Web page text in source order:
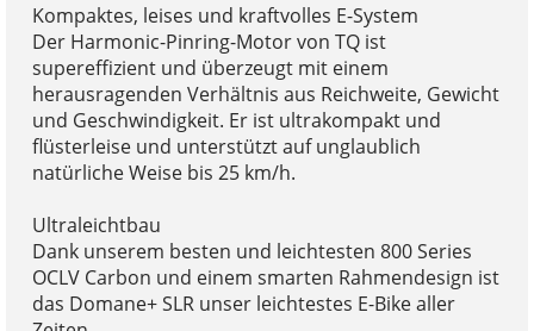
Kompaktes, leises und kraftvolles E-System
Der Harmonic-Pinring-Motor von TQ ist
supereffizient und überzeugt mit einem
herausragenden Verhältnis aus Reichweite, Gewicht
und Geschwindigkeit. Er ist ultrakompakt und
flüsterleise und unterstützt auf unglaublich
natürliche Weise bis 25 km/h.
Ultraleichtbau
Dank unserem besten und leichtesten 800 Series
OCLV Carbon und einem smarten Rahmendesign ist
das Domane+ SLR unser leichtestes E-Bike aller